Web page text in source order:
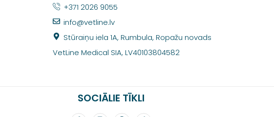
+371 2026 9055
info@vetline.lv
Stūraiņu iela 1A, Rumbula, Ropažu novads
VetLine Medical SIA, LV40103804582
SOCIĀLIE TĪKLI